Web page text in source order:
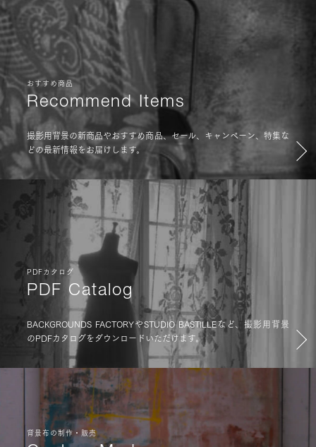
おすすめ商品
Recommend Items
撮影用背景の新商品やおすすめ商品、セール、キャンペーン、特集な
どの最新情報をお届けします。
PDFカタログ
PDF Catalog
BACKGROUNDS FACTORYやSTUDIO BASTILLEなど、撮影用背景
のPDFカタログをダウンロードいただけます。
背景布の制作・販売